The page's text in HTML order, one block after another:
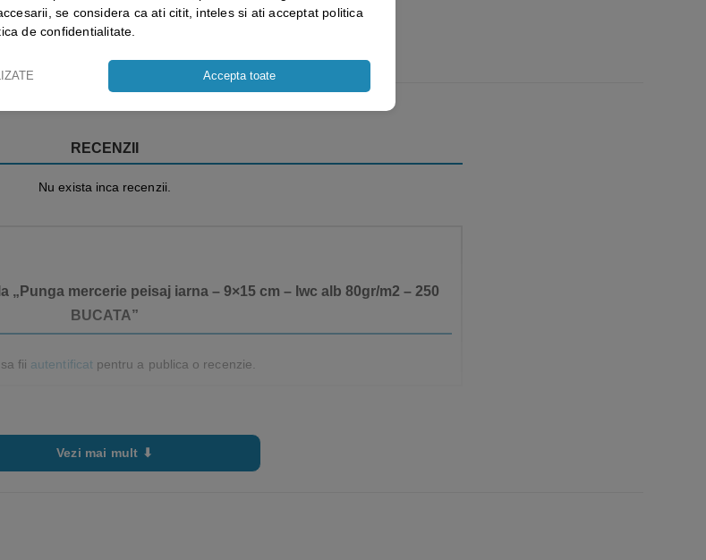
RECENZII
Nu exista inca recenzii.
„Punga mercerie peisaj iarna – 9×15 cm – lwc alb 80gr/m2 – 250
BUCATA”
fii autentificat pentru a publica o recenzie.
Vezi mai mult ⬇
se considera ca ati citit, inteles si ati acceptat politica
de confidentialitate.
Accepta toate